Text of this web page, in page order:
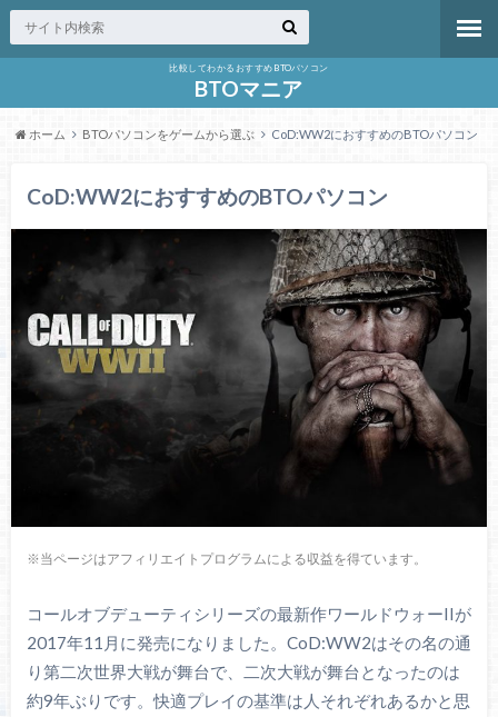
比較してわかるおすすめBTOパソコン
BTOマニア
ホーム BTOパソコンをゲームから選ぶ CoD:WW2におすすめのBTOパソコン
CoD:WW2におすすめのBTOパソコン
※当ページはアフィリエイトプログラムによる収益を得ています。
コールオブデューティシリーズの最新作ワールドウォーIIが
2017年11月に発売になりました。CoD:WW2はその名の通
り第二次世界大戦が舞台で、二次大戦が舞台となったのは
約9年ぶりです。快適プレイの基準は人それぞれあるかと思